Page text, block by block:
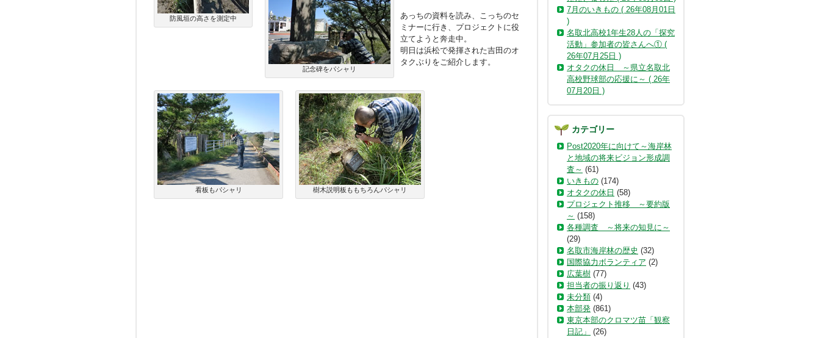
防風垣の高さを測定中
記念碑をパシャリ
看板もパシャリ 樹木説明板ももちろんパシャリ
あっちの資料を読み、こっちのセ
ミナーに行き、プロジェクトに役
立てようと奔走中。
明日は浜松で発揮された吉田のオ
タクぶりをご紹介します。
7月のいきもの ( 26年08月01日
)
名取北高校1年生28人の「探究
活動」参加者の皆さんへ① (
26年07月25日 )
オタクの休日 ～県立名取北
高校野球部の応援に～ ( 26年
07月20日 )
カテゴリー
Post2020年に向けて～海岸林
と地域の将来ビジョン形成調
査～ (61)
いきもの (174)
オタクの休日 (58)
プロジェクト推移 ～要約版
～ (158)
各種調査 ～将来の知見に～
(29)
名取市海岸林の歴史 (32)
国際協力ボランティア (2)
広葉樹 (77)
担当者の振り返り (43)
未分類 (4)
本部発 (861)
東京本部のクロマツ苗「観察
日記」
(26)